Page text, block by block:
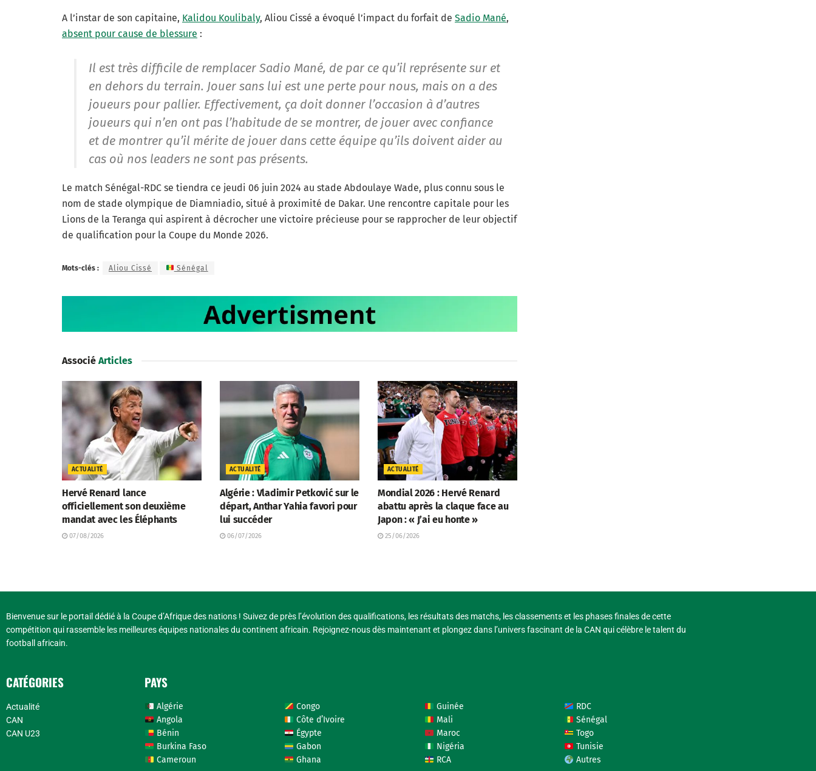
A l’instar de son capitaine, Kalidou Koulibaly, Aliou Cissé a évoqué l’impact du forfait de Sadio Mané,
absent pour cause de blessure :
Il est très difficile de remplacer Sadio Mané, de par ce qu’il représente sur et
en dehors du terrain. Jouer sans lui est une perte pour nous, mais on a des
joueurs pour pallier. Effectivement, ça doit donner l’occasion à d’autres
joueurs qui n’en ont pas l’habitude de se montrer, de jouer avec confiance
et de montrer qu’il mérite de jouer dans cette équipe qu’ils doivent aider au
cas où nos leaders ne sont pas présents.
Le match Sénégal-RDC se tiendra ce jeudi 06 juin 2024 au stade Abdoulaye Wade, plus connu sous le
nom de stade olympique de Diamniadio, situé à proximité de Dakar. Une rencontre capitale pour les
Lions de la Teranga qui aspirent à décrocher une victoire précieuse pour se rapprocher de leur objectif
de qualification pour la Coupe du Monde 2026.
Mots-clés : Aliou Cissé Sénégal
Associé Articles
ACTUALITÉ
Hervé Renard lance
officiellement son deuxième
mandat avec les Éléphants
07/08/2026
ACTUALITÉ
Algérie : Vladimir Petković sur le
départ, Anthar Yahia favori pour
lui succéder
06/07/2026
ACTUALITÉ
Mondial 2026 : Hervé Renard
abattu après la claque face au
Japon : « J’ai eu honte »
25/06/2026
Bienvenue sur le portail dédié à la Coupe d’Afrique des nations ! Suivez de près l’évolution des qualifications, les résultats des matchs, les classements et les phases finales de cette
compétition qui rassemble les meilleures équipes nationales du continent africain. Rejoignez-nous dès maintenant et plongez dans l’univers fascinant de la CAN qui célèbre le talent du
football africain.
CATÉGORIES
Actualité
CAN
CAN U23
PAYS
Algérie
Angola
Bénin
Burkina Faso
Cameroun
Congo
Côte d’Ivoire
Égypte
Gabon
Ghana
Guinée
Mali
Maroc
Nigéria
RCA
RDC
Sénégal
Togo
Tunisie
Autres